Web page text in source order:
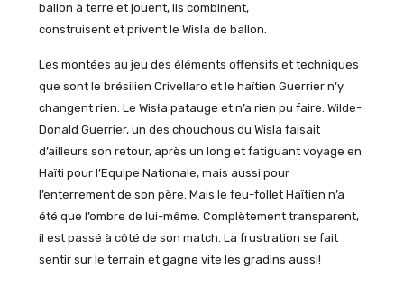
ballon à terre et jouent, ils combinent,
construisent et privent le Wisla de ballon.
Les montées au jeu des éléments offensifs et techniques
que sont le brésilien Crivellaro et le haïtien Guerrier n’y
changent rien. Le Wisła patauge et n’a rien pu faire. Wilde-
Donald Guerrier, un des chouchous du Wisla faisait
d’ailleurs son retour, après un long et fatiguant voyage en
Haïti pour l’Equipe Nationale, mais aussi pour
l’enterrement de son père. Mais le feu-follet Haïtien n’a
été que l’ombre de lui-même. Complètement transparent,
il est passé à côté de son match. La frustration se fait
sentir sur le terrain et gagne vite les gradins aussi!